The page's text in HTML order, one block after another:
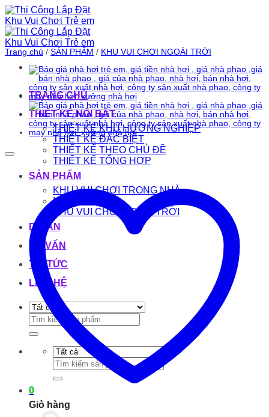
Bỏ
qua
nội
dung
TRANG CHỦ
THIẾT KẾ NỔI BẬT
THIẾT KẾ KHU HƯỚNG NGHIỆP
THIẾT KẾ ĐẶC BIỆT
THIẾT KẾ THEO CHỦ ĐỀ
THIẾT KẾ TỔNG HỢP
SẢN PHẨM
KHU VUI CHƠI TRONG NHÀ
NHÀ HƠI
KHU VUI CHƠI NGOÀI TRỜI
DỰ ÁN
TƯ VẤN
TIN TỨC
LIÊN HỆ
Tìm
kiếm:
Tìm
kiếm:
0
Giỏ hàng
Trang chủ / SẢN PHẨM / KHU VUI CHƠI NGOÀI TRỜI